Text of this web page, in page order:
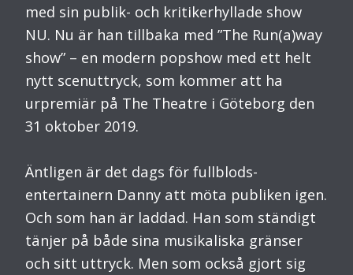
med sin publik- och kritikerhyllade show
NU. Nu är han tillbaka med ”The Run(a)way
show” – en modern popshow med ett helt
nytt scenuttryck, som kommer att ha
urpremiär på The Theatre i Göteborg den
31 oktober 2019.
Äntligen är det dags för fullblods-
entertainern Danny att möta publiken igen.
Och som han är laddad. Han som ständigt
tänjer på både sina musikaliska gränser
och sitt uttryck. Men som också gjort sig